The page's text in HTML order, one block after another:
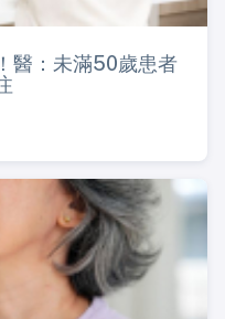
醫：未滿50歲患者